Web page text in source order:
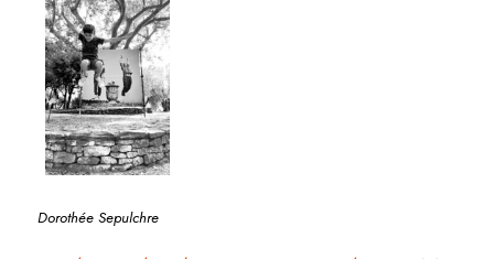
Dorothée Sepulchre